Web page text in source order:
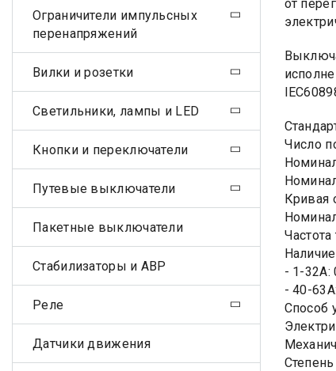
от
Число
Кривая
- 1-32А:
- 40-
Способ
Ограничители импульсных
перенапряжений
Вилки и розетки
Светильники, лампы и LED
Кнопки и переключатели
Путевые выключатели
Пакетные выключатели
Стабилизаторы и АВР
Реле
Датчики движения